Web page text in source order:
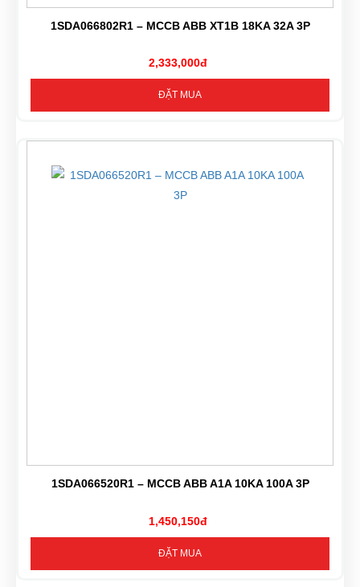
1SDA066802R1 – MCCB ABB XT1B 18KA 32A 3P
2,333,000đ
ĐẶT MUA
1SDA066520R1 – MCCB ABB A1A 10KA 100A 3P
1,450,150đ
ĐẶT MUA